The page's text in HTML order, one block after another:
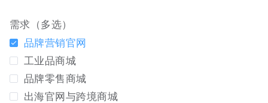
需求（多选）
品牌营销官网
工业品商城
品牌零售商城
出海官网与跨境商城